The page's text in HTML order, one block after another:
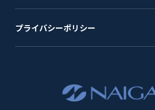
プライバシーポリシー